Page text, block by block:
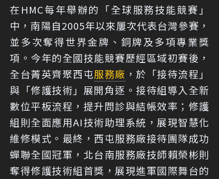
在HMC每年舉辦的「全球服務技能競賽」
中，南陽自2005年以來屢次代表台灣參賽，
並多次奪得世界金牌、銅牌及多項專業獎
項。今年的全國技能競賽歷經區域初賽後，
全台菁英齊聚西屯服務廠 ，於「接待流程」
與「修護技術」展開角逐。接待組導入全新
數位平板流程，提升問診與結帳效率；修護
組則全面應用AI技術助理系統，展現智慧化
維修模式。最終，西屯服務廠接待團隊成功
蟬聯全國冠軍，北台南服務廠技師賴榮彬則
奪得修護技術組首獎，展現進軍國際舞台的